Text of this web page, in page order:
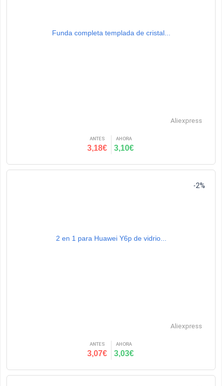
Funda completa templada de cristal...
Aliexpress
ANTES
3,18€
AHORA
3,10€
2 en 1 para Huawei Y6p de vidrio...
Aliexpress
ANTES
3,07€
AHORA
3,03€
-2%